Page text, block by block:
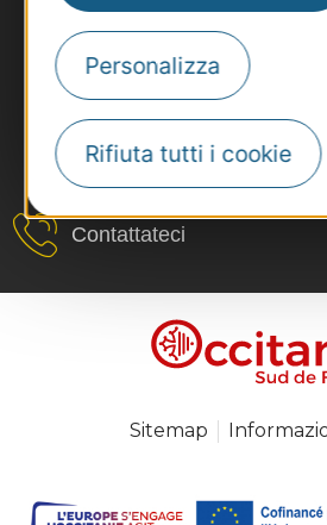
Personalizza
Rifiuta tutti i cookie
Contattateci
Sitemap